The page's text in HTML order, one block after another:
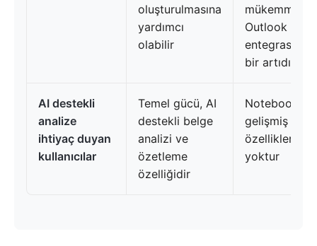
oluşturulmasına
yardımcı
olabilir
Outlook
entegrasyonu
bir artıdır
AI destekli
analize
ihtiyaç duyan
kullanıcılar
Temel gücü, AI
destekli belge
analizi ve
özetleme
özelliğidir
gelişmiş AI
özellikleri
yoktur